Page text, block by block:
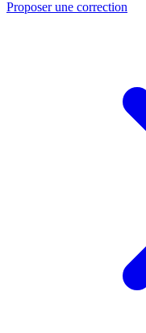
Proposer une correction